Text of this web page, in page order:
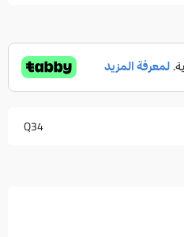
Q34